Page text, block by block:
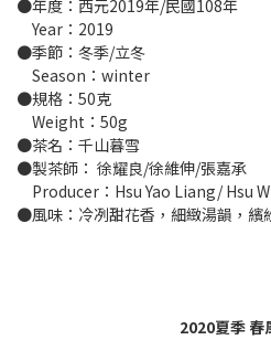
●年度：西元2019年/民國108年
Year：2019
●季節：冬季/立冬
Season：winter
●規格：50克
Weight：50g
●茶名：千山暮雪
●製茶師： 徐耀良/徐維伸/張嘉承
Producer：Hsu Yao Liang/ Hsu
●風味：冷冽甜花香，細緻湯韻，繽
2020夏季 春